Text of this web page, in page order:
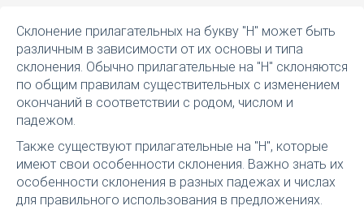
Склонение прилагательных на букву "Н" может быть
различным в зависимости от их основы и типа
склонения. Обычно прилагательные на "Н" склоняются
по общим правилам существительных с изменением
окончаний в соответствии с родом, числом и
падежом.
Также существуют прилагательные на "Н", которые
имеют свои особенности склонения. Важно знать их
особенности склонения в разных падежах и числах
для правильного использования в предложениях.